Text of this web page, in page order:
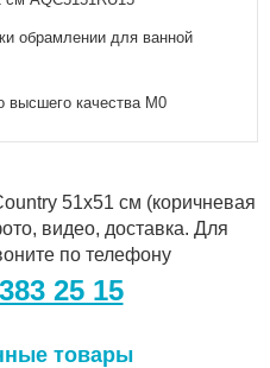
обрамлении для ванной
высшего качества M0
51x51 см (коричневая
видео, доставка. Для
по телефону
25 15
товары